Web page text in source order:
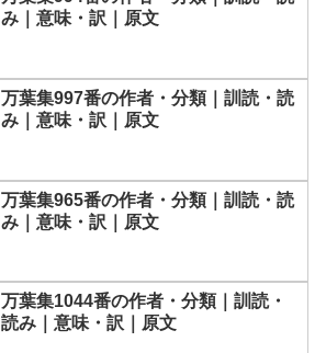
み｜意味・訳｜原文
万葉集997番の作者・分類｜訓読・読
み｜意味・訳｜原文
万葉集965番の作者・分類｜訓読・読
み｜意味・訳｜原文
万葉集1044番の作者・分類｜訓読・
読み｜意味・訳｜原文